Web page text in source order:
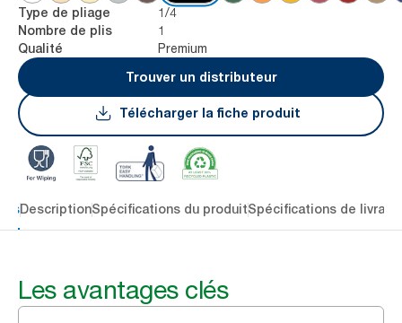
Type de pliage 1/4
Nombre de plis 1
Qualité
Premium
Trouver un distributeur
Télécharger la fiche produit
DescriptionSpécifications du produitSpécifications de
Les avantages clés